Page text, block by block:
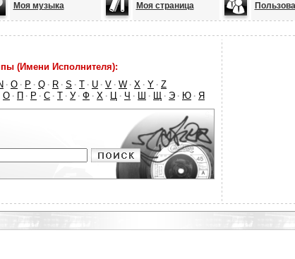
Моя музыка Моя страница
(Имени Исполнителя):
· O · P · Q · R · S · T · U · V · W · X · Y · Z
О · П · Р · С · Т · У · Ф · Х · Ц · Ч · Ш · Щ · Э · Ю · Я